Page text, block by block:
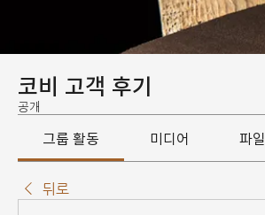
코비 고객 후기
공개
그룹 활동 미디어 파일
뒤로